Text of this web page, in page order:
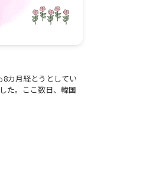
カ月経とうとしてい
た。ここ数日、韓国